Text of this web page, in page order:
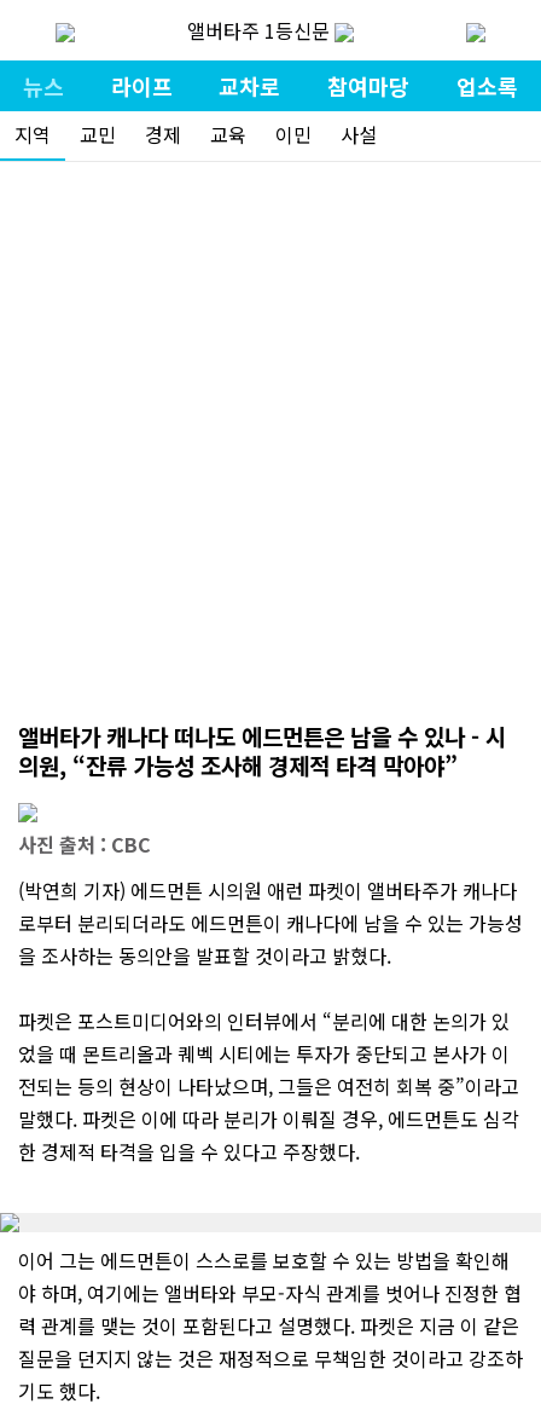
앨버타주 1등신문
뉴스 라이프 교차로 참여마당 업소록
지역 교민 경제 교육 이민 사설
앨버타가 캐나다 떠나도 에드먼튼은 남을 수 있나 - 시
의원, “잔류 가능성 조사해 경제적 타격 막아야”
사진 출처 : CBC
(박연희 기자) 에드먼튼 시의원 애런 파켓이 앨버타주가 캐나다
로부터 분리되더라도 에드먼튼이 캐나다에 남을 수 있는 가능성
을 조사하는 동의안을 발표할 것이라고 밝혔다.
파켓은 포스트미디어와의 인터뷰에서 “분리에 대한 논의가 있
었을 때 몬트리올과 퀘벡 시티에는 투자가 중단되고 본사가 이
전되는 등의 현상이 나타났으며, 그들은 여전히 회복 중”이라고
말했다. 파켓은 이에 따라 분리가 이뤄질 경우, 에드먼튼도 심각
한 경제적 타격을 입을 수 있다고 주장했다.
이어 그는 에드먼튼이 스스로를 보호할 수 있는 방법을 확인해
야 하며, 여기에는 앨버타와 부모-자식 관계를 벗어나 진정한 협
력 관계를 맺는 것이 포함된다고 설명했다. 파켓은 지금 이 같은
질문을 던지지 않는 것은 재정적으로 무책임한 것이라고 강조하
기도 했다.